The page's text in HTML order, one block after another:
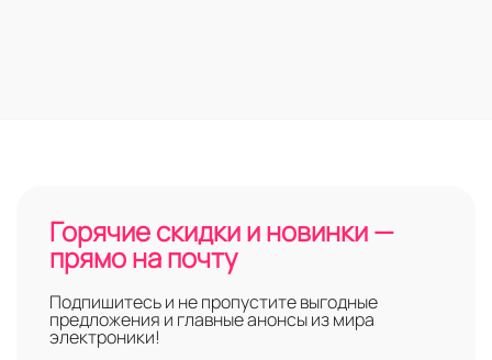
Горячие скидки и новинки —
прямо на почту
Подпишитесь и не пропустите выгодные
предложения и главные анонсы из мира
электроники!